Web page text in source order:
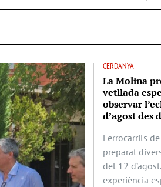
CERDANYA
La Molina
vetllada
observar
d’agost des
Ferrocarrils
preparat
del 12
experiència